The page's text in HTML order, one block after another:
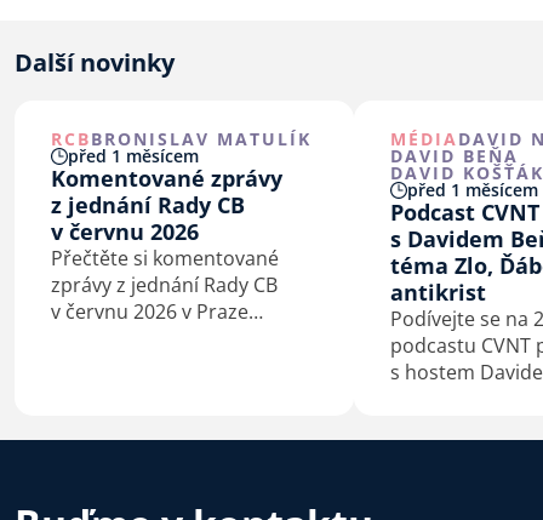
Další novinky
RCBBRONISLAV MATULÍK
před 1 měsícem
Komentované zprávy
z jednání Rady CB
v červnu 2026
Přečtěte si komentované
zprávy z jednání Rady CB
v červnu 2026 v Praze
MÉDIADAVID
DAVID BEŇA
DAVID KOŠŤÁK
před 1 měsícem
Podcast CVNT
s Davidem
téma Zlo,
antikrist
Podívejte se na
podcastu CVNT
s hostem